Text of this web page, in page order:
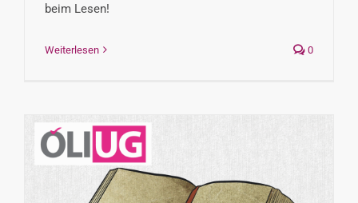
beim Lesen!
Weiterlesen 0